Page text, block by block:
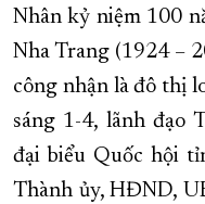
TÀU - XE - MÁY BAY
KỶ NIỆM 370 NĂM XÂY
KHOẢNH KHẮC ĐẸP XỨ
XÂY DỰNG KHÁNH HÒA
ĐẠI HỘI ĐẢNG CÁC CẤP
Nhân kỷ niệm 100
Nha Trang (1924 –
công nhận là đô thị
sáng 1-4, lãnh đạo
đại biểu Quốc hội
Thành ủy, HĐND,